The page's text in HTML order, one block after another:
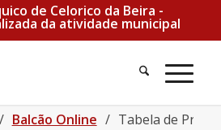
de Celorico da Beira -
da atividade municipal
Pesquisa
/ Balcão Online / Tabela de